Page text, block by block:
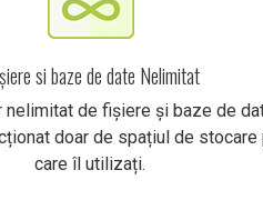
si baze de date Nelimitat
nelimitat de fișiere și baze de
doar de spațiul de stocare
care îl utilizați.